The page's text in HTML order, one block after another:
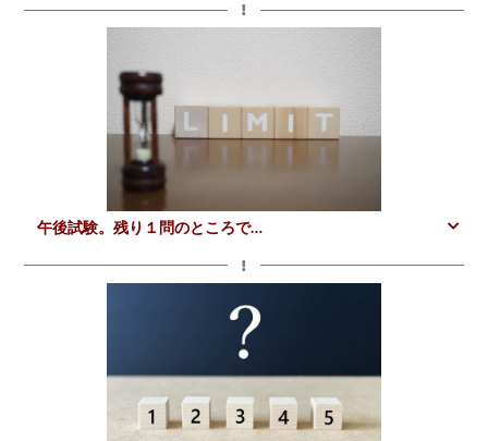
午後試験。残り１問のところで…